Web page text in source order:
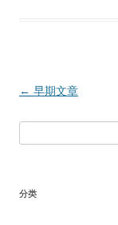
文
← 早期文章
分类